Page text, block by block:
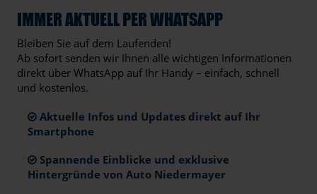
IMMER AKTUELL PER WHATSAPP
Bleiben Sie auf dem Laufenden!
Ab sofort senden wir Ihnen alle wichtigen Informationen
direkt über WhatsApp auf Ihr Handy – einfach, schnell
und kostenlos.
Aktuelle Infos und Updates direkt auf Ihr
Smartphone
Spannende Einblicke und exklusive
Hintergründe von Auto Niedermayer